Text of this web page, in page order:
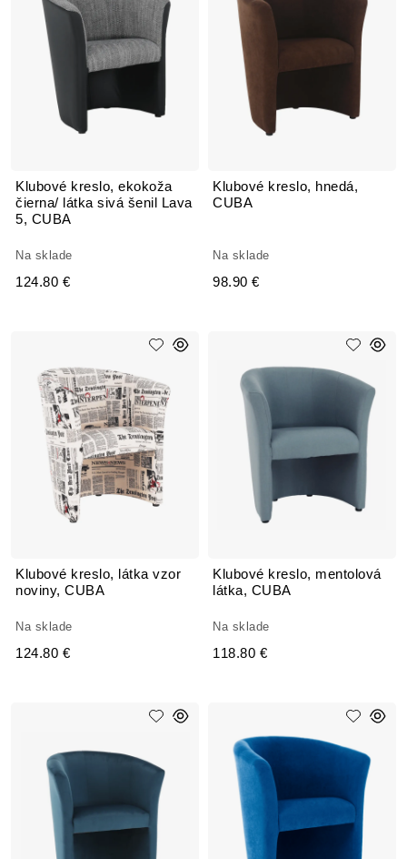
Klubové kreslo, ekokoža
čierna/ látka sivá šenil Lava
5, CUBA
Na sklade
124.80 €
Klubové kreslo, hnedá,
CUBA
Na sklade
98.90 €
Klubové kreslo, látka vzor
noviny, CUBA
Na sklade
124.80 €
Klubové kreslo, mentolová
látka, CUBA
Na sklade
118.80 €